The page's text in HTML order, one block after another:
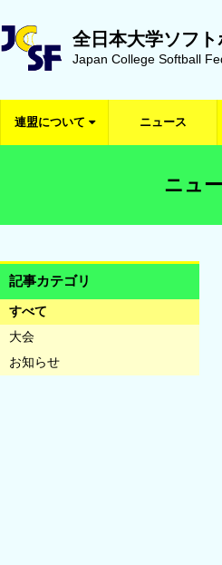
全日本大学ソフ
Japan College Softball
連盟について ニュース
ニュ
記事カテゴリ
すべて
大会
お知らせ